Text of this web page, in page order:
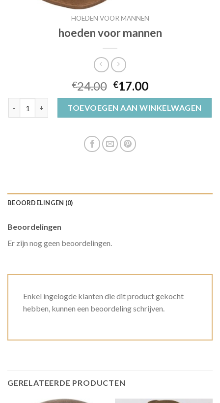
HOEDEN VOOR MANNEN
hoeden voor mannen
€24.00 €17.00
TOEVOEGEN AAN WINKELWAGEN
BEOORDELINGEN (0)
Beoordelingen
Er zijn nog geen beoordelingen.
Enkel ingelogde klanten die dit product gekocht
hebben, kunnen een beoordeling schrijven.
GERELATEERDE PRODUCTEN